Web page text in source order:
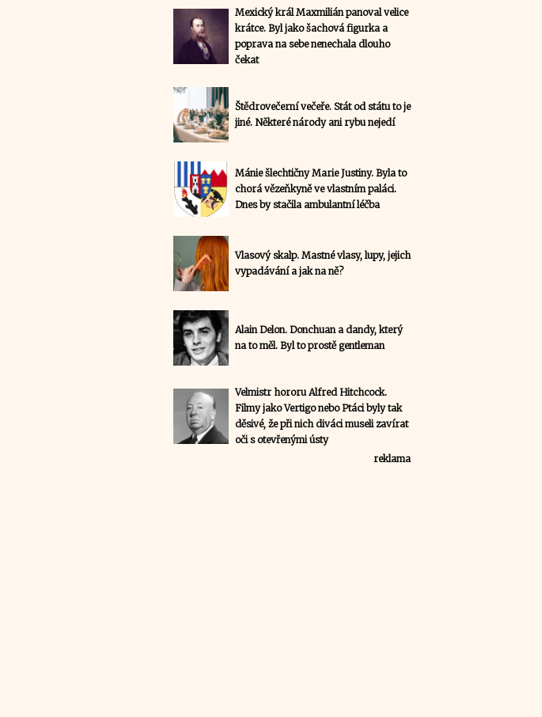
Mexický král Maxmilián panoval velice
krátce. Byl jako šachová figurka a
poprava na sebe nenechala dlouho
čekat
Štědrovečerní večeře. Stát od státu to je
jiné. Některé národy ani rybu nejedí
Mánie šlechtičny Marie Justiny. Byla to
chorá vězeňkyně ve vlastním paláci.
Dnes by stačila ambulantní léčba
Vlasový skalp. Mastné vlasy, lupy, jejich
vypadávání a jak na ně?
Alain Delon. Donchuan a dandy, který
na to měl. Byl to prostě gentleman
Velmistr hororu Alfred Hitchcock.
Filmy jako Vertigo nebo Ptáci byly tak
děsivé, že při nich diváci museli zavírat
oči s otevřenými ústy
reklama